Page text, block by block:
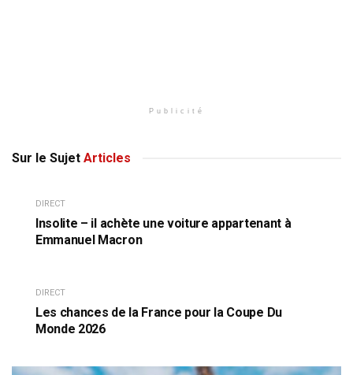
Publicité
Sur le Sujet Articles
DIRECT
Insolite – il achète une voiture appartenant à
Emmanuel Macron
DIRECT
Les chances de la France pour la Coupe Du
Monde 2026